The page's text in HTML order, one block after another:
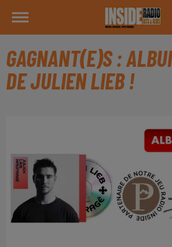
GAGNANT(E)S :
DE JULIEN LIEB !